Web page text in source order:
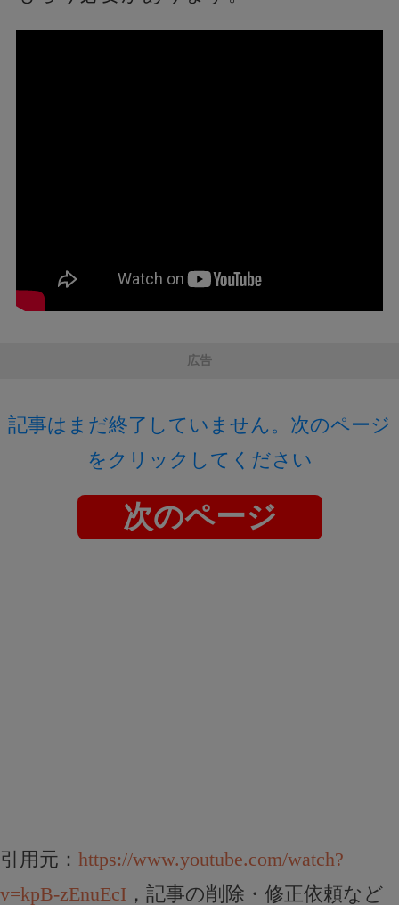
広告
記事はまだ終了していません。次のページ
をクリックしてください
次のページ
引用元： https://www.youtube.com/watch?
v=kpB-zEnuEcI ，記事の削除・修正依頼など